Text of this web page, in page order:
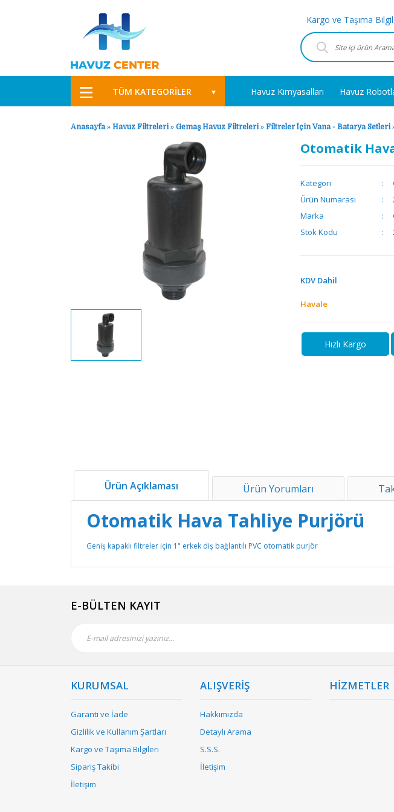
Kargo ve Taşıma
TÜM KATEGORİLER Havuz Kimyasalları Havuz
Anasayfa» Havuz Filtreleri» Gemaş Havuz Filtreleri» Filtreler İçin Vana - Batarya Setleri
Otomatik
Kategori
Ürün Numarası
Marka
Stok Kodu
KDV Dahil
Havale
Hızlı Kargo
Ürün Açıklaması Ürün Yorumları
Otomatik Hava Tahliye Purjörü
Geniş kapaklı filtreler için 1" erkek diş bağlantılı PVC otomatik purjör
E-BÜLTEN KAYIT
KURUMSAL
Garanti ve İade
Gizlilik ve Kullanım Şartları
Kargo ve Taşıma Bilgileri
Sipariş Takibi
İletişim
ALIŞVERİŞ
Hakkımızda
Detaylı Arama
S.S.S.
İletişim
HİZMETLER